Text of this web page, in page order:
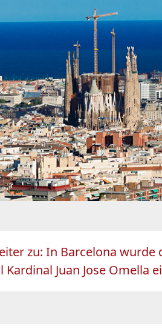
zu: In Barcelona
Juan Jose Omella